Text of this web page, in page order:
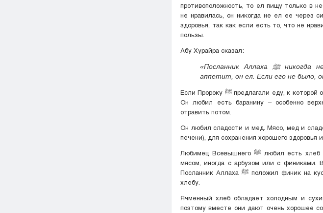
противоположность, то ел пищу только в
не нравилась, он никогда не ел ее через
здоровья, так как если есть то, что не
пользы.
Абу Хурайра сказал:
«Посланник Аллаха ﷺ никогда не критиковал пищу. Если у него был
аппетит, он ел. Если его не было,
Если Пророку ﷺ предлагали еду, к которой он не привык, он не ел ее, но другим не запрещал.
Он любил есть баранину – особенно
отравить потом.
Он любил сладости и мед. Мясо, мед и
печени), для сохранения хорошего здоровья
Любимец Всевышнего ﷺ любил есть хлеб с тем, что было в наличии: иногда он ел его с
мясом, иногда с арбузом или с
Посланник Аллаха ﷺ положил финик на кусок хлеба и сказал, что финик – это приправа к
хлебу.
Ячменный хлеб обладает холодным и
поэтому вместе они дают очень хорошее